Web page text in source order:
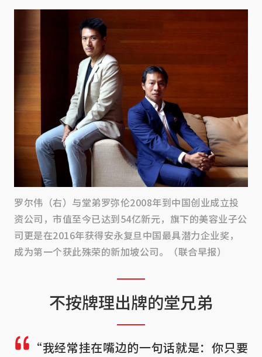
罗尔伟（右）与堂弟罗弥伦2008年到中国创业成立投
资公司，市值至今已达到54亿新元，旗下的美容业子公
司更是在2016年获得安永复旦中国最具潜力企业奖，
成为第一个获此殊荣的新加坡公司。（联合早报）
不按牌理出牌的堂兄弟
“我经常挂在嘴边的一句话就是：你只要